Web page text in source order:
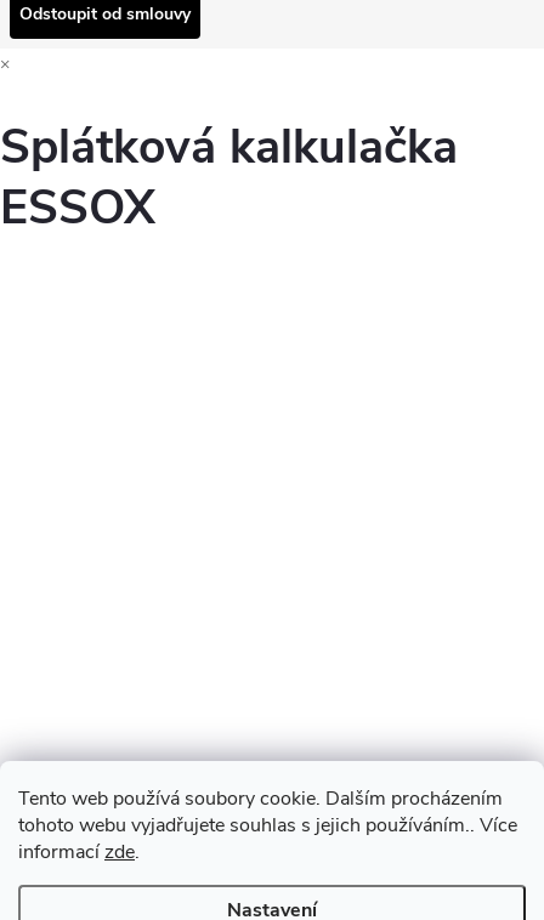
Tento web používá soubory cookie. Dalším procházením
tohoto webu vyjadřujete souhlas s jejich používáním.. Více
informacízde.
Nastavení
Odstoupit od smlouvy
×
Splátková kalkulačka
ESSOX